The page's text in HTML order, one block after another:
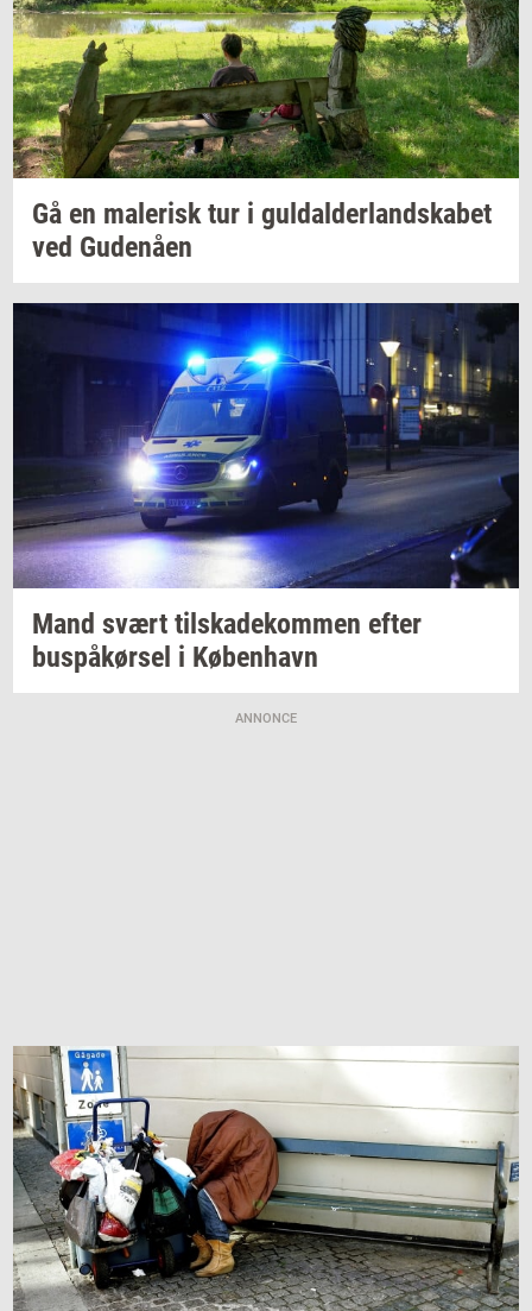
Gå en ma­le­risktur i gul­dal­der­land­ska­bet
ved Gu­denå­en
Mand svært til­ska­de­kom­men efter
buspå­kør­sel i Kø­ben­havn
ANNONCE